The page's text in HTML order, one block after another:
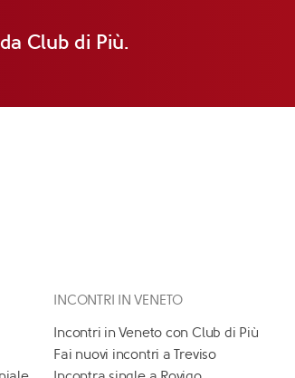
Club di Più.
INCONTRI IN VENETO
Incontri in Veneto con Club di Più
Fai nuovi incontri a Treviso